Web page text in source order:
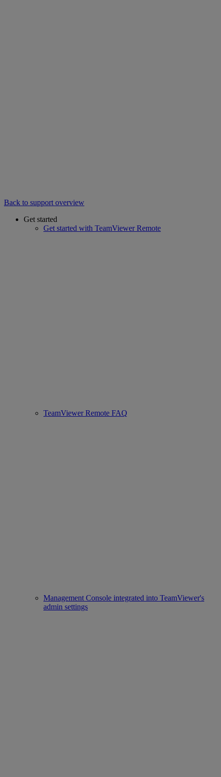
Back to support overview
Get started
Get started with TeamViewer Remote
TeamViewer Remote FAQ
Management Console integrated into TeamViewer's
admin settings